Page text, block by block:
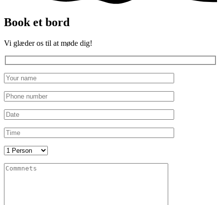
Book et bord
Vi glæder os til at møde dig!